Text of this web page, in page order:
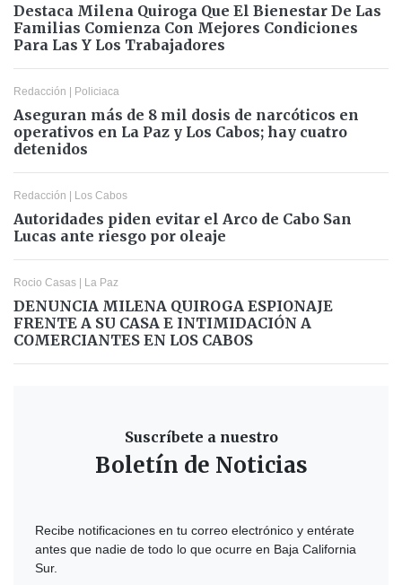
Destaca Milena Quiroga Que El Bienestar De Las
Familias Comienza Con Mejores Condiciones
Para Las Y Los Trabajadores
Redacción | Policiaca
Aseguran más de 8 mil dosis de narcóticos en
operativos en La Paz y Los Cabos; hay cuatro
detenidos
Redacción | Los Cabos
Autoridades piden evitar el Arco de Cabo San
Lucas ante riesgo por oleaje
Rocio Casas | La Paz
DENUNCIA MILENA QUIROGA ESPIONAJE
FRENTE A SU CASA E INTIMIDACIÓN A
COMERCIANTES EN LOS CABOS
Suscríbete a nuestro
Boletín de Noticias
Recibe notificaciones en tu correo electrónico y entérate
antes que nadie de todo lo que ocurre en Baja California
Sur.